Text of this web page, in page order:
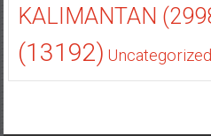
KALIMANTAN
(13192) Uncategorized